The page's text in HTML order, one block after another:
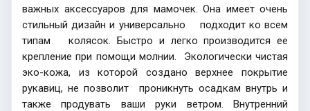
важных аксессуаров для мамочек. Она имеет очень
стильный дизайн и универсально подходит ко всем
типам колясок. Быстро и легко производится ее
крепление при помощи молнии. Экологически чистая
эко-кожа, из которой создано верхнее покрытие
рукавиц, не позволит проникнуть осадкам внутрь и
также продувать ваши руки ветром. Внутренний